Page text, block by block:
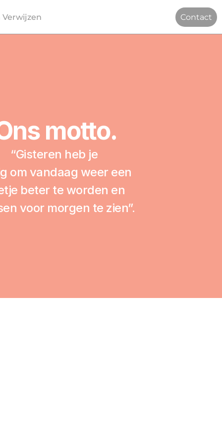
Contact
motto.
“Gisteren heb je
om vandaag weer een
beter te worden en
voor morgen te zien”.